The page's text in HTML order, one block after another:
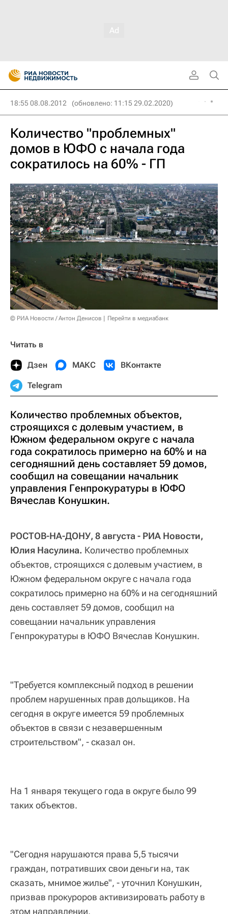
18:55 08.08.2012 (обновлено: 11:15 29.02.2020)
Количество "проблемных"
домов в ЮФО с начала года
сократилось на 60% - ГП
© РИА Новости / Антон Денисов Перейти в медиабанк
Читать в
Дзен МАКС ВКонтакте
Telegram
Количество проблемных объектов,
строящихся с долевым участием, в
Южном федеральном округе с начала
года сократилось примерно на 60% и на
сегодняшний день составляет 59 домов,
сообщил на совещании начальник
управления Генпрокуратуры в ЮФО
Вячеслав Конушкин.
РОСТОВ-НА-ДОНУ, 8 августа - РИА Новости,
Юлия Насулина. Количество проблемных
объектов, строящихся с долевым участием, в
Южном федеральном округе с начала года
сократилось примерно на 60% и на сегодняшний
день составляет 59 домов, сообщил на
совещании начальник управления
Генпрокуратуры в ЮФО Вячеслав Конушкин.
"Требуется комплексный подход в решении
проблем нарушенных прав дольщиков. На
сегодня в округе имеется 59 проблемных
объектов в связи с незавершенным
строительством", - сказал он.
На 1 января текущего года в округе было 99
таких объектов.
"Сегодня нарушаются права 5,5 тысячи
граждан, потративших свои деньги на, так
сказать, мнимое жилье", - уточнил Конушкин,
призвав прокуроров активизировать работу в
этом направлении.